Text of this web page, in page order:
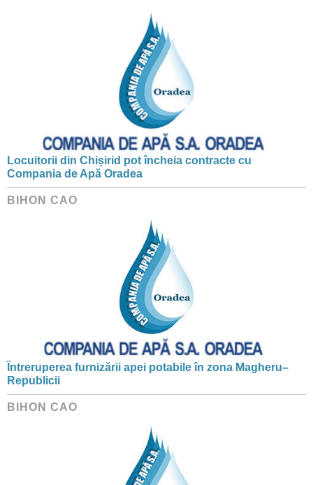
Locuitorii din Chișirid pot încheia contracte cu
Compania de Apă Oradea
BIHON CAO
Întreruperea furnizării apei potabile în zona Magheru–
Republicii
BIHON CAO